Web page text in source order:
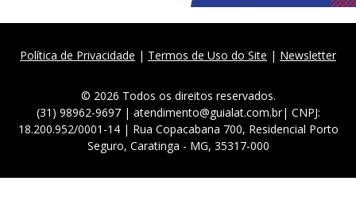
Política de Privacidade | Termos de Uso do Site | Newsletter
© 2026 Todos os direitos reservados.
(31) 98962-9697 | atendimento@guialat.com.br| CNPJ:
18.200.952/0001-14 | Rua Copacabana 700, Residencial Porto
Seguro, Caratinga - MG, 35317-000